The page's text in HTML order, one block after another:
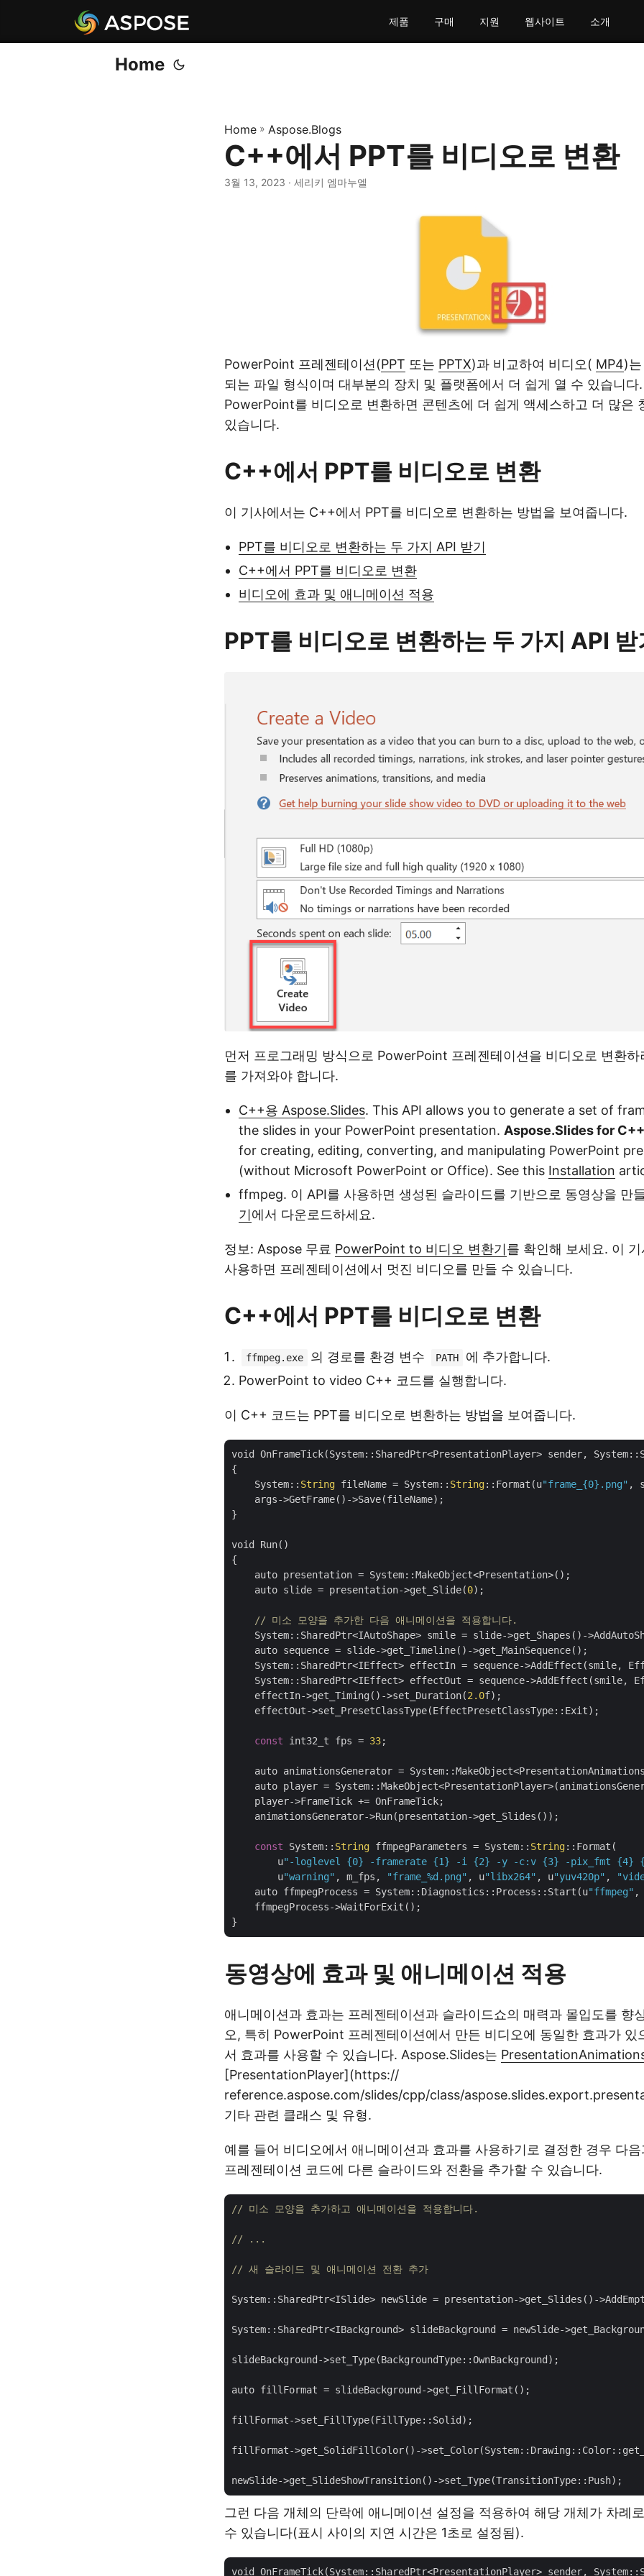
제품 구매 지원 웹사이트 소개
Home
Home » Aspose.Blogs
C++에서 PPT를 비디오로 변환
3월 13, 2023 · 세리키 엠마누엘
PowerPoint 프레젠테이션(PPT 또는 PPTX)과 비교하여 비디오( MP4)
되는 파일 형식이며 대부분의 장치 및 플랫폼에서 더 쉽게 열 수 있습니다
PowerPoint를 비디오로 변환하면 콘텐츠에 더 쉽게 액세스하고 더 많은
있습니다.
C++에서 PPT를 비디오로 변환
이 기사에서는 C++에서 PPT를 비디오로 변환하는 방법을 보여줍니다.
PPT를 비디오로 변환하는 두 가지 API 받기
C++에서 PPT를 비디오로 변환
비디오에 효과 및 애니메이션 적용
PPT를 비디오로 변환하는 두 가지 API 받
먼저 프로그래밍 방식으로 PowerPoint 프레젠테이션을 비디오로 변환하
를 가져와야 합니다.
C++용 Aspose.Slides. This API allows you to generate a set of
the slides in your PowerPoint presentation. Aspose.Slides for C++
for creating, editing, converting, and manipulating PowerPoint
(without Microsoft PowerPoint or Office). See this Installation
ffmpeg. 이 API를 사용하면 생성된 슬라이드를 기반으로 동영상을 만
기에서 다운로드하세요.
정보: Aspose 무료 PowerPoint to 비디오 변환기를 확인해 보세요. 이
사용하면 프레젠테이션에서 멋진 비디오를 만들 수 있습니다.
C++에서 PPT를 비디오로 변환
ffmpeg.exe 의 경로를 환경 변수 PATH
에 추가합니다.
PowerPoint to video C++ 코드를 실행합니다.
이 C++ 코드는 PPT를 비디오로 변환하는 방법을 보여줍니다.
void OnFrameTick(System::SharedPtr<PresentationPlayer> sender,
{
    System::
String fileName = System:: String::Format(u"frame_{0}.png" ,
    args->GetFrame()->Save(fileName);
}
void Run()
{
    auto presentation = System::MakeObject<Presentation>();
    auto slide = presentation->get_Slide(
0);
// 미소 모양을 추가한 다음 애니메이션을 적용합니다.
System::SharedPtr<IAutoShape> smile = slide->get_Shapes()-
    auto sequence = slide->get_Timeline()->get_MainSequence();
System::SharedPtr<IEffect> effectIn = sequence->AddEffect(smile,
System::SharedPtr<IEffect> effectOut = sequence->AddEffect(smile,
    effectIn->get_Timing()->set_Duration(
2.0f);
    effectOut->set_PresetClassType(EffectPresetClassType::Exit);
const int32_t fps = 33;
auto animationsGenerator =
auto player =
    player->FrameTick += OnFrameTick;
    animationsGenerator->Run(presentation->get_Slides());
const System:: String ffmpegParameters = System:: String::Format(
        u
"-loglevel {0} -framerate {1} -i {2} -y -c:v {3} -pix_fmt {4}
        u
"warning" , m_fps, "frame_%d.png" , u"libx264" , u"yuv420p" ,
    auto ffmpegProcess = System::Diagnostics::Process::Start(u
"ffmpeg" ,
    ffmpegProcess->WaitForExit();
동영상에 효과 및 애니메이션 적용
애니메이션과 효과는 프레젠테이션과 슬라이드쇼의 매력과 몰입도를 향
오, 특히 PowerPoint 프레젠테이션에서 만든 비디오에 동일한 효과가 있
서 효과를 사용할 수 있습니다. Aspose.Slides는
[PresentationPlayer](https://
reference.aspose.com/slides/cpp/class/
기타 관련 클래스 및 유형.
예를 들어 비디오에서 애니메이션과 효과를 사용하기로 결정한 경우 다
프레젠테이션 코드에 다른 슬라이드와 전환을 추가할 수 있습니다.
// 미소 모양을 추가하고 애니메이션을 적용합니다.
// ...
// 새 슬라이드 및 애니메이션 전환 추가
System::SharedPtr<ISlide> newSlide = presentation->get_Slides()-
System::SharedPtr<IBackground> slideBackground = newSlide-
slideBackground->set_Type(BackgroundType::OwnBackground);
auto fillFormat = slideBackground->get_FillFormat();
fillFormat->set_FillType(FillType::Solid);
fillFormat->get_SolidFillColor()-
그런 다음 개체의 단락에 애니메이션 설정을 적용하여 해당 개체가 차례
수 있습니다(표시 사이의 지연 시간은 1초로 설정됨).
void OnFrameTick(System::SharedPtr<PresentationPlayer> sender,